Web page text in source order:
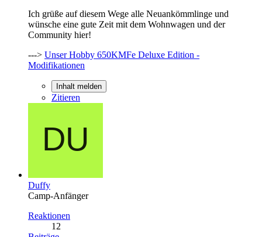
Ich grüße auf diesem Wege alle Neuankömmlinge und
wünsche eine gute Zeit mit dem Wohnwagen und der
Community hier!
---> Unser Hobby 650KMFe Deluxe Edition -
Modifikationen
Inhalt melden
Zitieren
Duffy
Camp-Anfänger
Reaktionen
12